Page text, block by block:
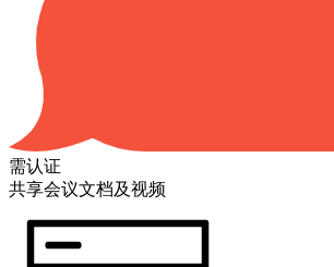
需认证
共享会议文档及视频